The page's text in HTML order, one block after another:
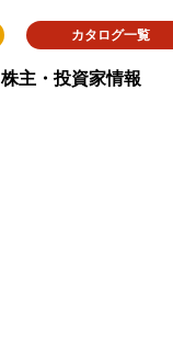
カタログ一覧
株主・投資家情報